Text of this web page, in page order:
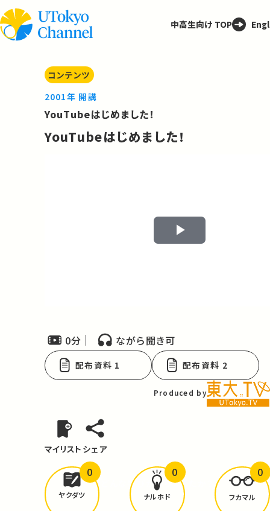
中高生向け TOP
コンテンツ
2001年 開講
YouTubeはじめました！
YouTubeはじめました！
Play
0分 ながら聞き可
配布資料 1 配布資料 2
Produced by
マイリスト シェア
どんな学びがありましたか？
ヤクダツ
0
ナルホド
0
フカマル
0